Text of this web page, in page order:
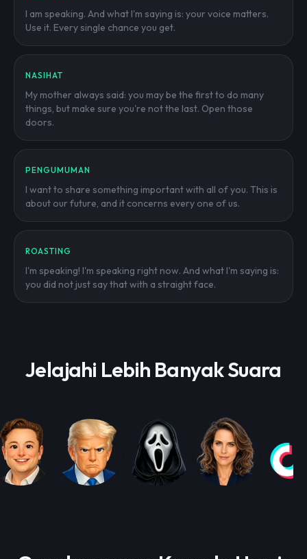
I am speaking. And what I'm saying is: your voice matters.
Use it. Every single chance you get.
NASIHAT
My mother always said: you may be the first to do many
things, but make sure you're not the last. Open those
doors.
PENGUMUMAN
I want to share something important with all of you. This is
about our future, and it concerns every one of us.
ROASTING
I'm speaking! I'm speaking right now. And what I'm saying is:
you did not just say that with a straight face.
Jelajahi Lebih Banyak Suara